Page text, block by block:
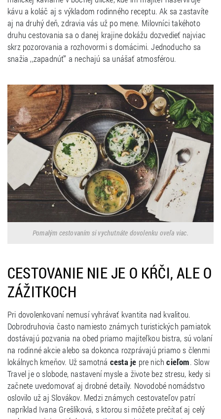
kávu a koláč aj s výkladom rodinného receptu. Ak sa zastavíte
aj na druhý deň, zdravia vás už po mene. Milovníci takéhoto
druhu cestovania sa o danej krajine dokážu dozvedieť najviac
skrz pozorovania a rozhovormi s domácimi. Jednoducho sa
snažia ,,zapadnúť” a nechajú sa unášať atmosférou.
Pomalým cestovaním si vychutnáte dovolenku oveľa viac.
CESTOVANIE NIE JE O KŔČI, ALE O
ZÁŽITKOCH
Pri dovolenkovaní nemusí vyhrávať kvantita nad kvalitou.
Dobrodruhovia často namiesto známych turistických pamiatok
dostávajú pozvania na obed priamo majiteľkou bistra, sú volaní
na rodinné akcie alebo sa dokonca rozprávajú priamo s členmi
lokálnych kmeňov. Už samotná cesta je pre nichcieľom. Slow
Travel je o slobode, nastavení mysle a živote bez stresu, kedy si
začnete uvedomovať aj drobné detaily. Novodobé nomádstvo
oslovilo už aj Slovákov. Medzi známych cestovateľov patrí
napríklad Ivana Grešlíková, s ktorou si môžete prečítať aj celý